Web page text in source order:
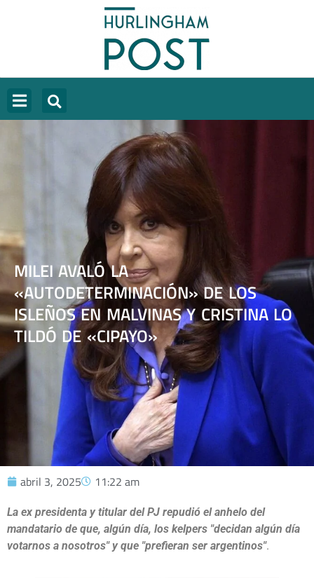
MILEI AVALÓ LA
«AUTODETERMINACIÓN» DE LOS
ISLEÑOS EN MALVINAS Y CRISTINA LO
TILDÓ DE «CIPAYO»
abril 3, 2025 11:22 am
La ex presidenta y titular del PJ repudió el anhelo del
mandatario de que, algún día, los kelpers "decidan algún día
votarnos a nosotros" y que "prefieran ser argentinos".